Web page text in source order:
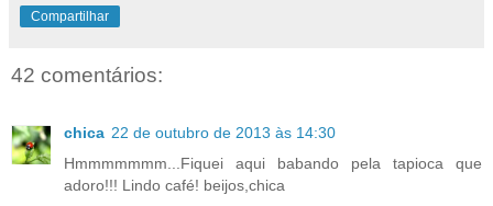
Compartilhar
42 comentários:
chica 22 de outubro de 2013 às 14:30
Hmmmmmmm...Fiquei aqui babando pela tapioca que
adoro!!! Lindo café! beijos,chica